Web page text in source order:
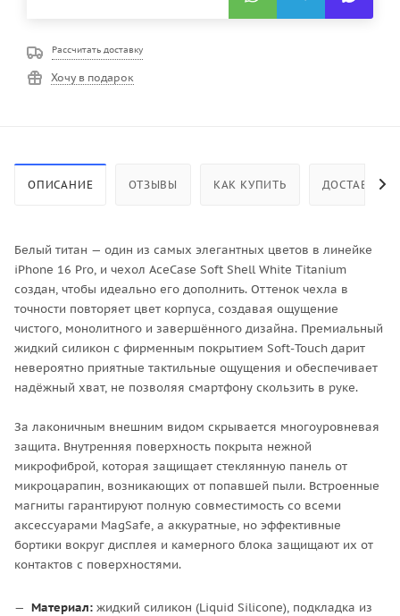
Рассчитать доставку
Хочу в подарок
ОПИСАНИЕ ОТЗЫВЫ КАК КУПИТЬ ДОСТАВКА
Белый титан — один из самых элегантных цветов в линейке
iPhone 16 Pro, и чехол AceCase Soft Shell White Titanium
создан, чтобы идеально его дополнить. Оттенок чехла в
точности повторяет цвет корпуса, создавая ощущение
чистого, монолитного и завершённого дизайна. Премиальный
жидкий силикон с фирменным покрытием Soft-Touch дарит
невероятно приятные тактильные ощущения и обеспечивает
надёжный хват, не позволяя смартфону скользить в руке.
За лаконичным внешним видом скрывается многоуровневая
защита. Внутренняя поверхность покрыта нежной
микрофиброй, которая защищает стеклянную панель от
микроцарапин, возникающих от попавшей пыли. Встроенные
магниты гарантируют полную совместимость со всеми
аксессуарами MagSafe, а аккуратные, но эффективные
бортики вокруг дисплея и камерного блока защищают их от
контактов с поверхностями.
Материал: жидкий силикон (Liquid Silicone), подкладка из